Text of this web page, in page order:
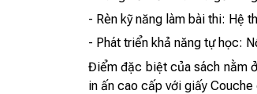
- Rèn kỹ năng làm bài thi: Hệ
- Phát triển khả năng tự học:
Điểm đặc biệt của sách nằm
in ấn cao cấp với giấy